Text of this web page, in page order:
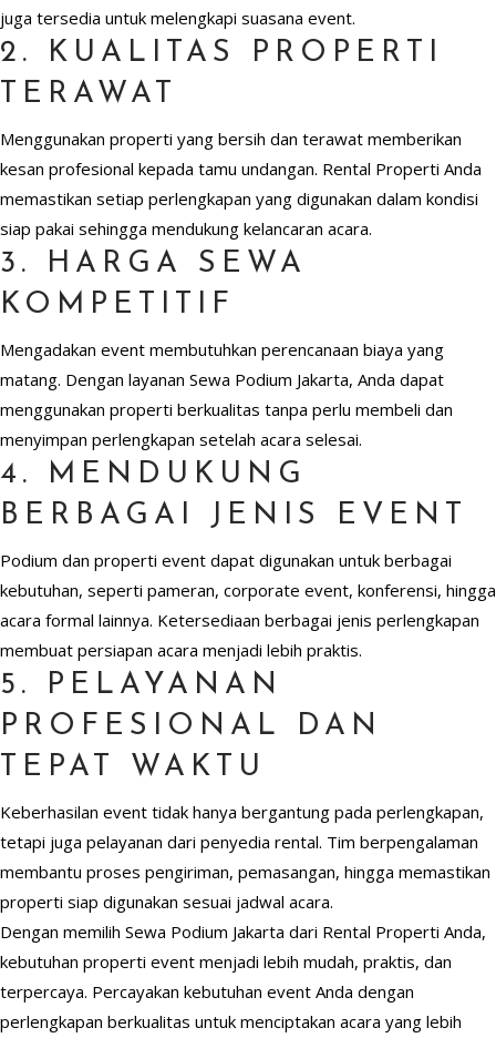
juga tersedia untuk melengkapi suasana event.
2. KUALITAS PROPERTI
TERAWAT
Menggunakan properti yang bersih dan terawat memberikan
kesan profesional kepada tamu undangan. Rental Properti Anda
memastikan setiap perlengkapan yang digunakan dalam kondisi
siap pakai sehingga mendukung kelancaran acara.
3. HARGA SEWA
KOMPETITIF
Mengadakan event membutuhkan perencanaan biaya yang
matang. Dengan layanan Sewa Podium Jakarta, Anda dapat
menggunakan properti berkualitas tanpa perlu membeli dan
menyimpan perlengkapan setelah acara selesai.
4. MENDUKUNG
BERBAGAI JENIS EVENT
Podium dan properti event dapat digunakan untuk berbagai
kebutuhan, seperti pameran, corporate event, konferensi, hingga
acara formal lainnya. Ketersediaan berbagai jenis perlengkapan
membuat persiapan acara menjadi lebih praktis.
5. PELAYANAN
PROFESIONAL DAN
TEPAT WAKTU
Keberhasilan event tidak hanya bergantung pada perlengkapan,
tetapi juga pelayanan dari penyedia rental. Tim berpengalaman
membantu proses pengiriman, pemasangan, hingga memastikan
properti siap digunakan sesuai jadwal acara.
Dengan memilih Sewa Podium Jakarta dari Rental Properti Anda,
kebutuhan properti event menjadi lebih mudah, praktis, dan
terpercaya. Percayakan kebutuhan event Anda dengan
perlengkapan berkualitas untuk menciptakan acara yang lebih